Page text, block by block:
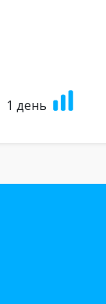
1 день